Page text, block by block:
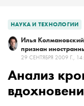
НАУКА И ТЕХНОЛОГИИ
Илья Колмановский
признан
29 СЕНТЯБРЯ 2009 Г.,
Анализ